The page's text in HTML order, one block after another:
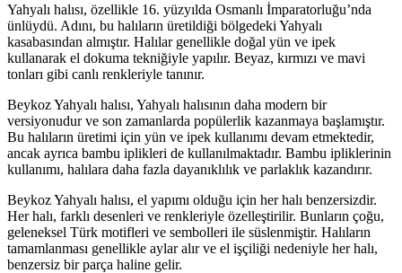
Yahyalı halısı, özellikle 16. yüzyılda Osmanlı İmparatorluğu’nda
ünlüydü. Adını, bu halıların üretildiği bölgedeki Yahyalı
kasabasından almıştır. Halılar genellikle doğal yün ve ipek
kullanarak el dokuma tekniğiyle yapılır. Beyaz, kırmızı ve mavi
tonları gibi canlı renkleriyle tanınır.
Beykoz Yahyalı halısı, Yahyalı halısının daha modern bir
versiyonudur ve son zamanlarda popülerlik kazanmaya başlamıştır.
Bu halıların üretimi için yün ve ipek kullanımı devam etmektedir,
ancak ayrıca bambu iplikleri de kullanılmaktadır. Bambu ipliklerinin
kullanımı, halılara daha fazla dayanıklılık ve parlaklık kazandırır.
Beykoz Yahyalı halısı, el yapımı olduğu için her halı benzersizdir.
Her halı, farklı desenleri ve renkleriyle özelleştirilir. Bunların çoğu,
geleneksel Türk motifleri ve sembolleri ile süslenmiştir. Halıların
tamamlanması genellikle aylar alır ve el işçiliği nedeniyle her halı,
benzersiz bir parça haline gelir.